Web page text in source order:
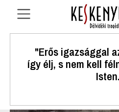
"Erős igazsággal
így élj, s nem kell